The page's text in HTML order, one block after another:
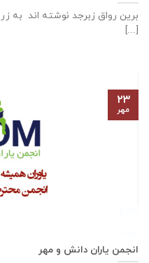
برین رواق زبرجد نوشته اند به
[...]
انجمن یاران دانش و مهر
۲۳
مهر